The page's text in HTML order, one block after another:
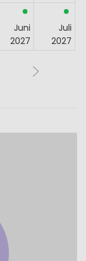
Juni
2027
Juli
2027